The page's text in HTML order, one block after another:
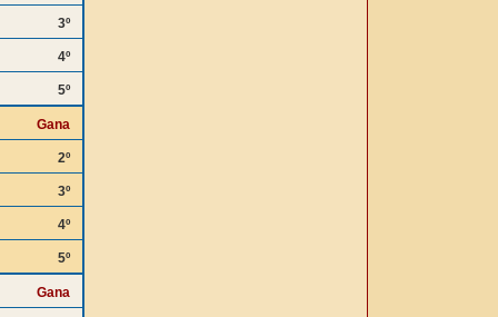
3º
4º
5º
Gana
2º
3º
4º
5º
Gana